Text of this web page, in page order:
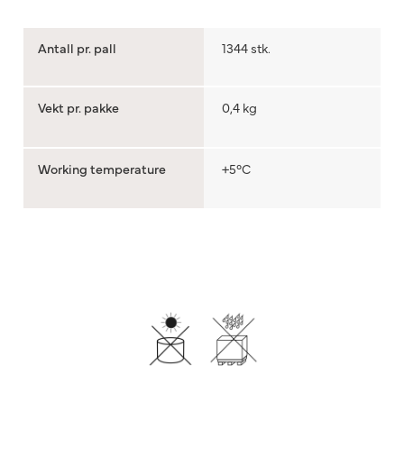
Antall pr. pall 1344 stk.
Vekt pr. pakke 0,4 kg
Working temperature +5°C